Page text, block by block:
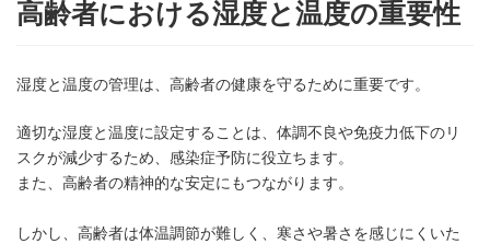
高齢者における湿度と温度の重要性
湿度と温度の管理は、高齢者の健康を守るために重要です。
適切な湿度と温度に設定することは、体調不良や免疫力低下のリ
スクが減少するため、感染症予防に役立ちます。
また、高齢者の精神的な安定にもつながります。
しかし、高齢者は体温調節が難しく、寒さや暑さを感じにくいた